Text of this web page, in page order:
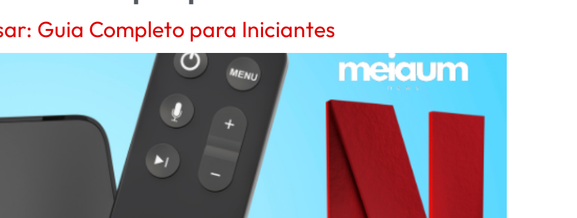
Guia Completo para Iniciantes